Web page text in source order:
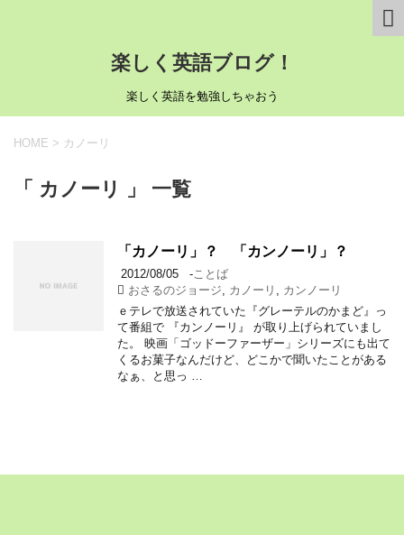
楽しく英語ブログ！
楽しく英語を勉強しちゃおう
HOME > カノーリ
「 カノーリ 」 一覧
「カノーリ」？ 「カンノーリ」？
2012/08/05 - ことば
おさるのジョージ
カノーリ
カンノーリ
ｅテレで放送されていた『グレーテルのかまど』っ
て番組で 『カンノーリ』 が取り上げられていまし
た。 映画「ゴッドーファーザー」シリーズにも出て
くるお菓子なんだけど、どこかで聞いたことがある
なぁ、と思っ …